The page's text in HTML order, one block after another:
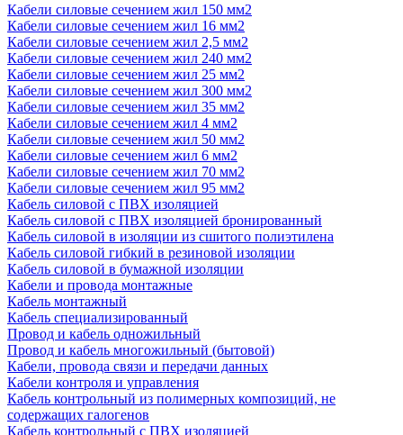
Кабели силовые сечением жил 150 мм2
Кабели силовые сечением жил 16 мм2
Кабели силовые сечением жил 2,5 мм2
Кабели силовые сечением жил 240 мм2
Кабели силовые сечением жил 25 мм2
Кабели силовые сечением жил 300 мм2
Кабели силовые сечением жил 35 мм2
Кабели силовые сечением жил 4 мм2
Кабели силовые сечением жил 50 мм2
Кабели силовые сечением жил 6 мм2
Кабели силовые сечением жил 70 мм2
Кабели силовые сечением жил 95 мм2
Кабель силовой с ПВХ изоляцией
Кабель силовой с ПВХ изоляцией бронированный
Кабель силовой в изоляции из сшитого полиэтилена
Кабель силовой гибкий в резиновой изоляции
Кабель силовой в бумажной изоляции
Кабели и провода монтажные
Кабель монтажный
Кабель специализированный
Провод и кабель одножильный
Провод и кабель многожильный (бытовой)
Кабели, провода связи и передачи данных
Кабели контроля и управления
Кабель контрольный из полимерных композиций, не
содержащих галогенов
Кабель контрольный с ПВХ изоляцией